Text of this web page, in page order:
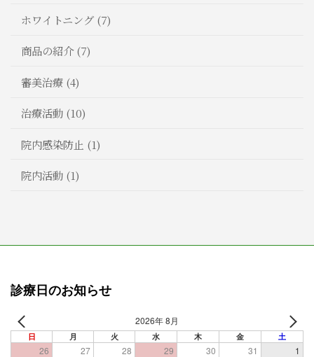
ホワイトニング (7)
商品の紹介 (7)
審美治療 (4)
治療活動 (10)
院内感染防止 (1)
院内活動 (1)
診療日のお知らせ
2026年 8月
日 月 火 水 木 金 土
26 27 28 29 30 31 1